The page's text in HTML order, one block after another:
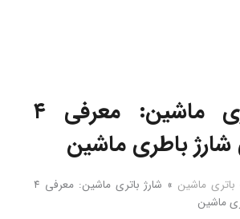
شارژ باتری ماشین: معرفی ۴
باطری ماشین
باتری ماشین »
شارژ باتری ماشین: معرفی ۴
ماشین